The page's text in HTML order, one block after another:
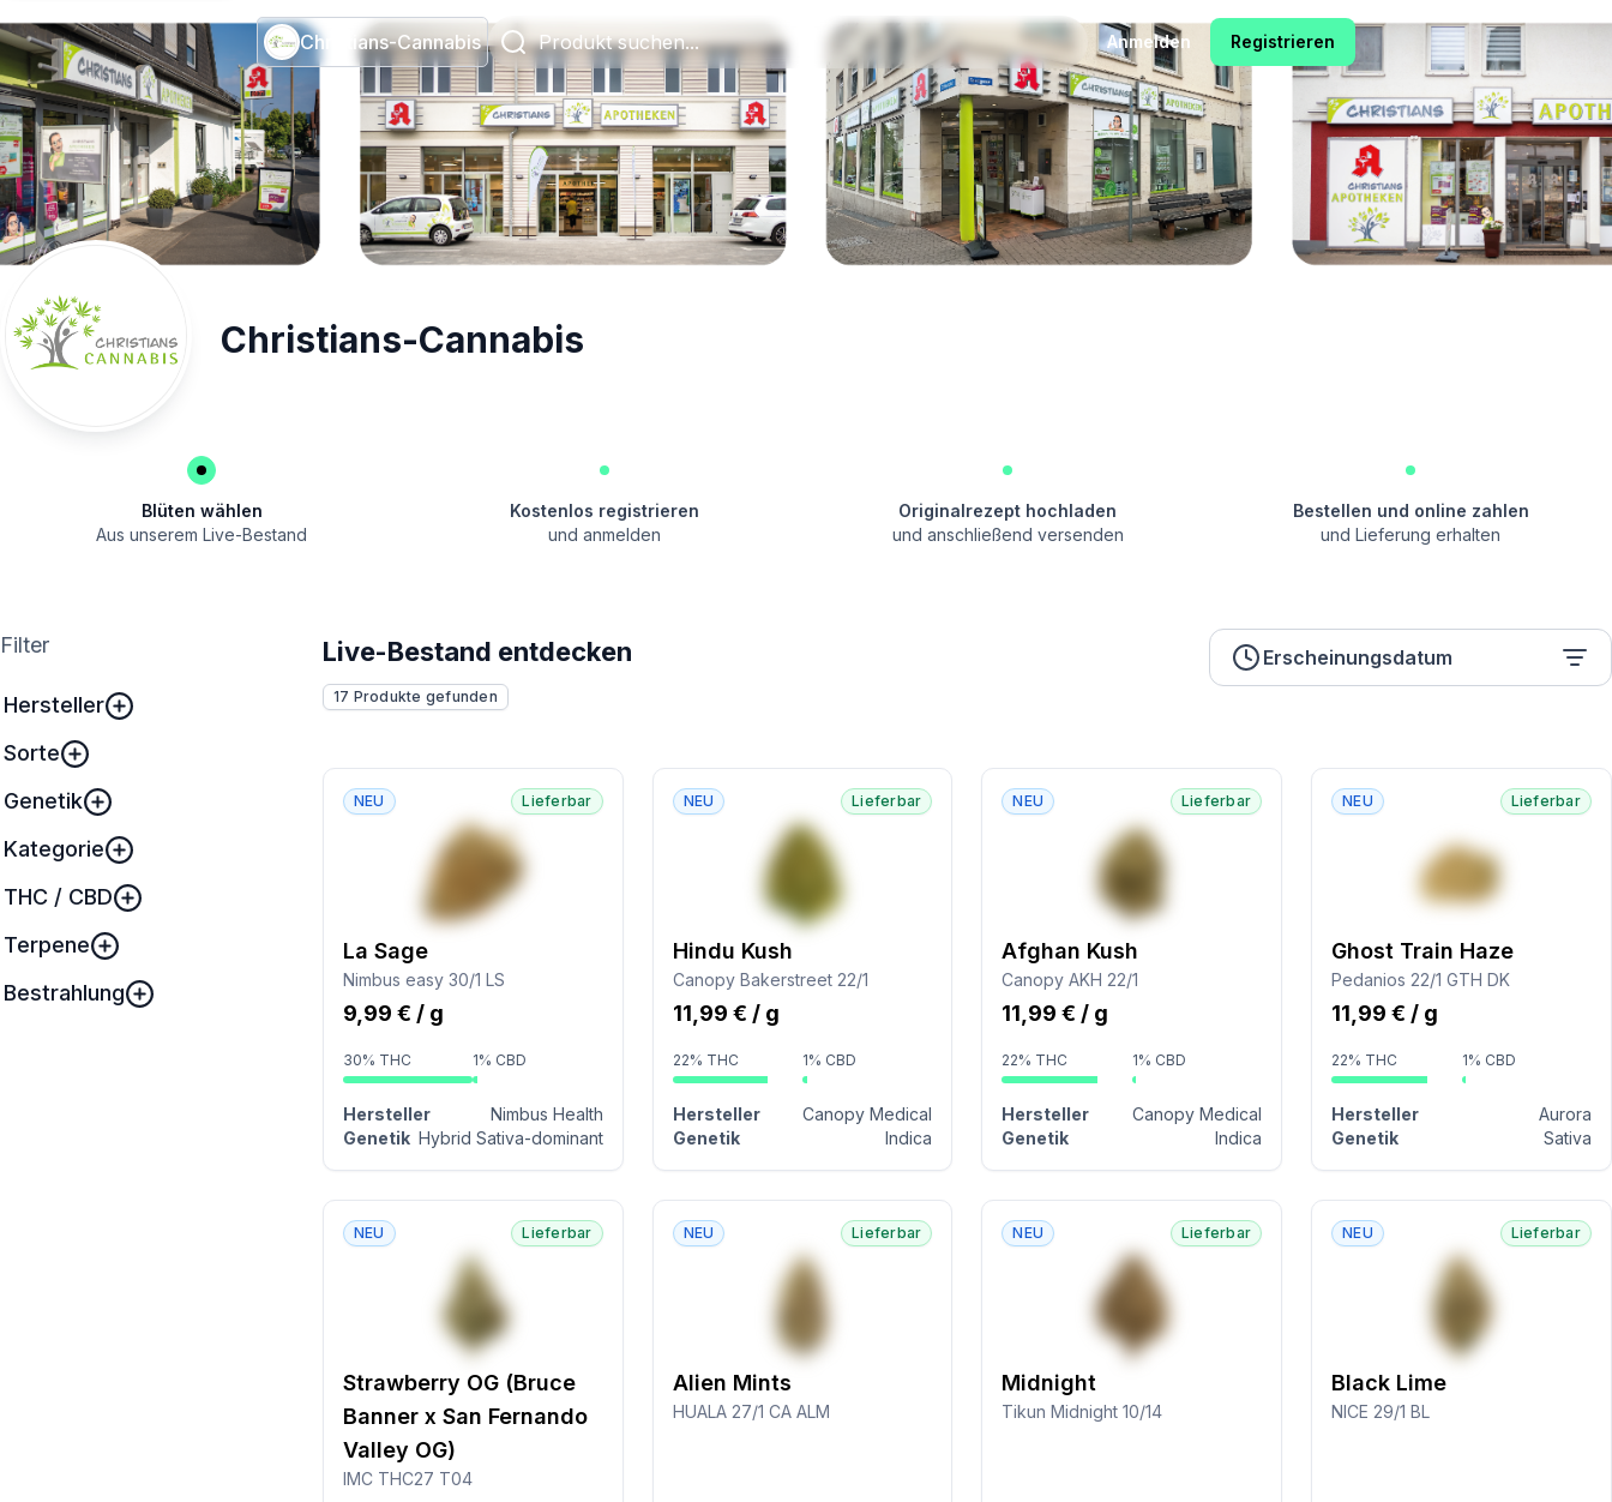
Christians-Cannabis
Christians-Cannabis Anmelden Registrieren
Blüten wählen
Aus unserem Live-Bestand
Kostenlos registrieren
und anmelden
Originalrezept hochladen
und anschließend versenden
Bestellen und online zahlen
und Lieferung erhalten
Filter
Hersteller
Sorte
Genetik
Kategorie
THC / CBD
Terpene
Bestrahlung
Live-Bestand entdecken
17 Produkte gefunden
Erscheinungsdatum
NEU Lieferbar
La Sage
Nimbus easy 30/1 LS
9,99 € / g
30% THC 1% CBD
Hersteller
Nimbus Health
Genetik Hybrid Sativa-dominant
NEU Lieferbar
Hindu Kush
Canopy Bakerstreet 22/1
11,99 € / g
22% THC 1% CBD
Hersteller
Canopy Medical
Genetik
Indica
NEU Lieferbar
Afghan Kush
Canopy AKH 22/1
11,99 € / g
22% THC 1% CBD
Hersteller
Canopy Medical
Genetik
Indica
NEU Lieferbar
Ghost Train Haze
Pedanios 22/1 GTH DK
11,99 € / g
22% THC 1% CBD
Hersteller
Aurora
Genetik
Sativa
NEU Lieferbar
Strawberry OG (Bruce
Banner x San Fernando
Valley OG)
IMC THC27 T04
NEU Lieferbar
Alien Mints
HUALA 27/1 CA ALM
NEU Lieferbar
Midnight
Tikun Midnight 10/14
NEU Lieferbar
Black Lime
NICE 29/1 BL